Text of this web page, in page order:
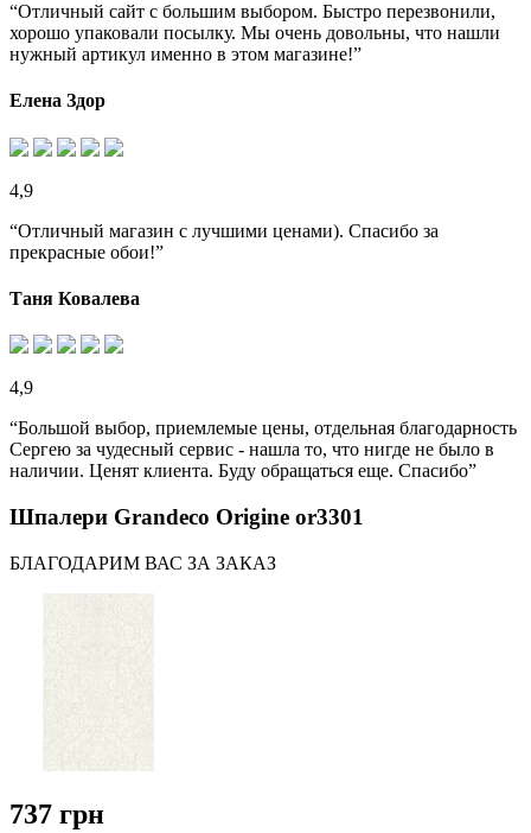
“Отличный сайт с большим выбором. Быстро перезвонили,
хорошо упаковали посылку. Мы очень довольны, что нашли
нужный артикул именно в этом магазине!”
Елена Здор
4,9
“Отличный магазин с лучшими ценами). Спасибо за
прекрасные обои!”
Таня Ковалева
4,9
“Большой выбор, приемлемые цены, отдельная благодарность
Сергею за чудесный сервис - нашла то, что нигде не было в
наличии. Ценят клиента. Буду обращаться еще. Спасибо”
Шпалери Grandeco Origine or3301
БЛАГОДАРИМ ВАС ЗА ЗАКАЗ
737 грн